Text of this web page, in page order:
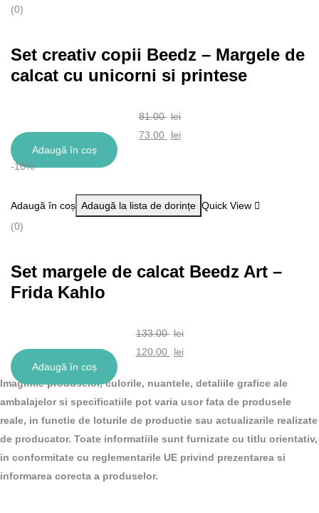
(0)
Set creativ copii Beedz – Margele de
calcat cu unicorni si printese
81.00 lei
Prețul
81.00 lei.
73.00
lei
73.00 lei.
Adaugă în coș
-10%
Adaugă în coș Adaugă la lista de dorințe Quick View
(0)
Set margele de calcat Beedz Art –
Frida Kahlo
133.00 lei
Prețul
a
fost:
133.00 lei.
120.00
lei
curent
este:
120.00 lei.
Adaugă în coș
Imaginile produselor, culorile, nuantele, detaliile grafice ale
ambalajelor si specificatiile pot varia usor fata de produsele
reale, in functie de loturile de productie sau actualizarile realizate
de producator. Toate informatiile sunt furnizate cu titlu orientativ,
in conformitate cu reglementarile UE privind prezentarea si
informarea corecta a produselor.